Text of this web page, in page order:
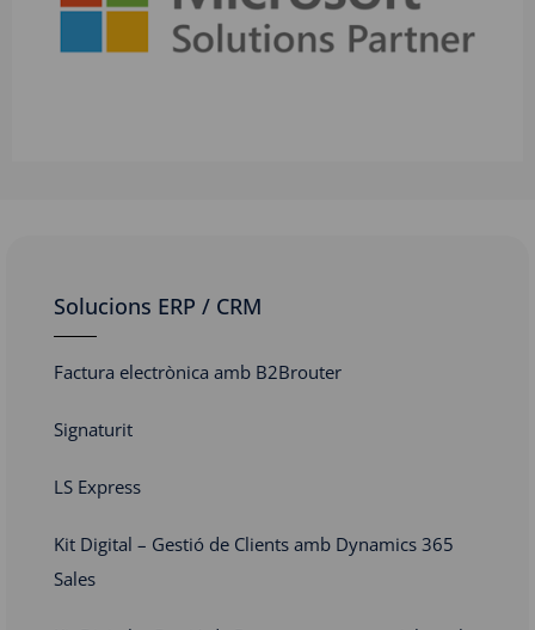
Solucions ERP / CRM
Factura electrònica amb B2Brouter
Signaturit
LS Express
Kit Digital – Gestió de Clients amb Dynamics 365
Sales